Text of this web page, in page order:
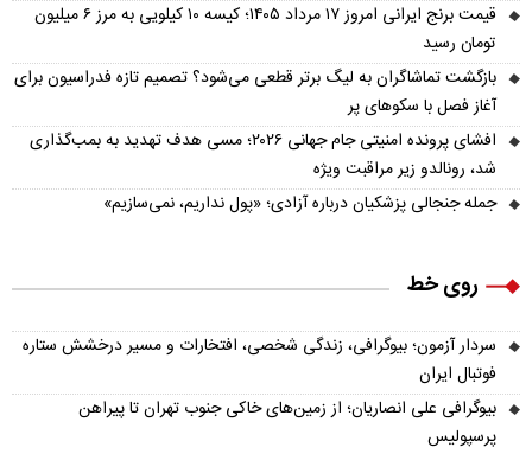
قیمت برنج ایرانی امروز ۱۷ مرداد ۱۴۰۵؛ کیسه ۱۰ کیلویی به مرز ۶ میلیون
تومان رسید
بازگشت تماشاگران به لیگ برتر قطعی می‌شود؟ تصمیم تازه فدراسیون برای
آغاز فصل با سکوهای پر
افشای پرونده امنیتی جام جهانی ۲۰۲۶؛ مسی هدف تهدید به بمب‌گذاری
شد، رونالدو زیر مراقبت ویژه
جمله جنجالی پزشکیان درباره آزادی؛ «پول نداریم، نمی‌سازیم»
روی خط
سردار آزمون؛ بیوگرافی، زندگی شخصی، افتخارات و مسیر درخشش ستاره
فوتبال ایران
بیوگرافی علی انصاریان؛ از زمین‌های خاکی جنوب تهران تا پیراهن
پرسپولیس